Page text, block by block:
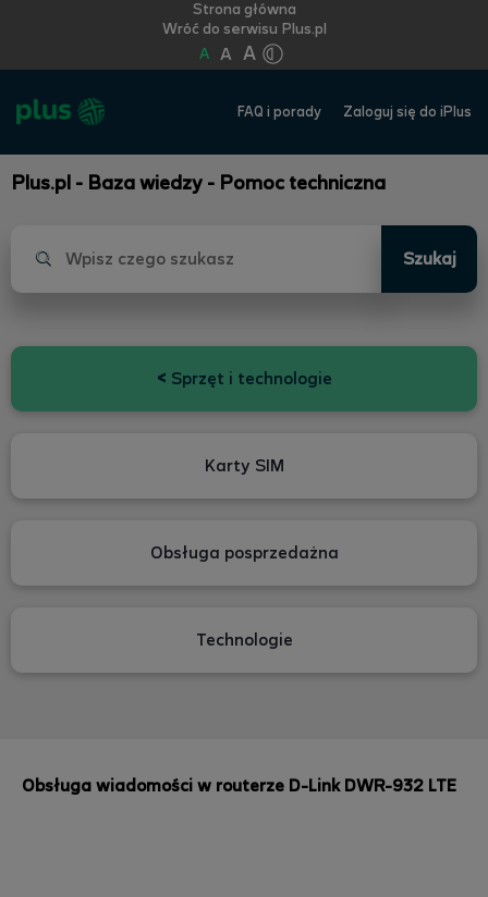
Strona główna
Wróć do serwisu Plus.pl
A A A
FAQ i porady Zaloguj się do iPlus
Plus.pl - Baza wiedzy - Pomoc techniczna
Szukaj
< Sprzęt i technologie
Karty SIM
Obsługa posprzedażna
Technologie
Obsługa wiadomości w routerze D-Link DWR-932 LTE